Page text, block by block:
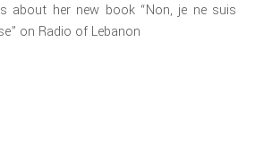
about her new book “Non, je ne suis
on Radio of Lebanon